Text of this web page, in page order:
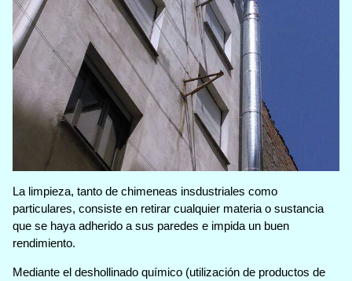
La limpieza, tanto de chimeneas insdustriales como
particulares, consiste en retirar cualquier materia o sustancia
que se haya adherido a sus paredes e impida un buen
rendimiento.
Mediante el deshollinado químico (utilización de productos de